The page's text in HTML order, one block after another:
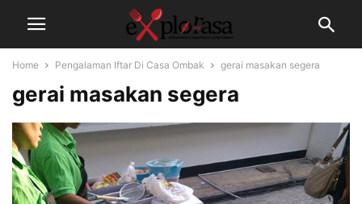
Home Pengalaman Iftar Di Casa Ombak gerai masakan segera
gerai masakan segera